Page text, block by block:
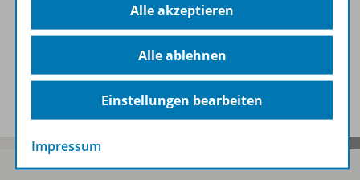
Ergänzende Materialien
Spar-Pakete
Alle akzeptieren
Alle ablehnen
Einstellungen bearbeiten
Impressum